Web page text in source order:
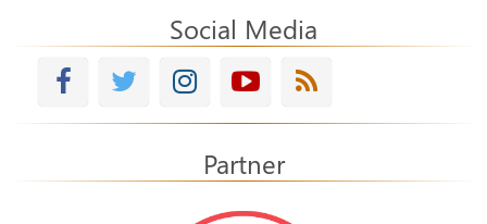
Social Media
Partner